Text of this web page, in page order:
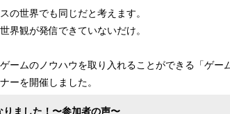
の世界でも同じだと考えます。
界観が発信できていないだけ。
ームのノウハウを取り入れることができる「ゲー
ーを開催しました。
ました！〜参加者の声〜